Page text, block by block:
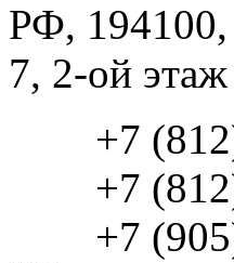
РФ, 194100,
7, 2-ой этаж
+7
+7
+7